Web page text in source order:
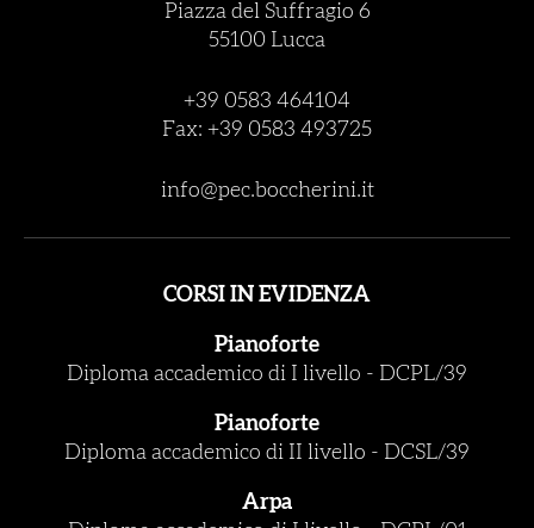
Piazza del Suffragio 6
55100 Lucca
+39 0583 464104
Fax: +39 0583 493725
info@pec.boccherini.it
CORSI IN EVIDENZA
Pianoforte
Diploma accademico di I livello - DCPL/39
Pianoforte
Diploma accademico di II livello - DCSL/39
Arpa